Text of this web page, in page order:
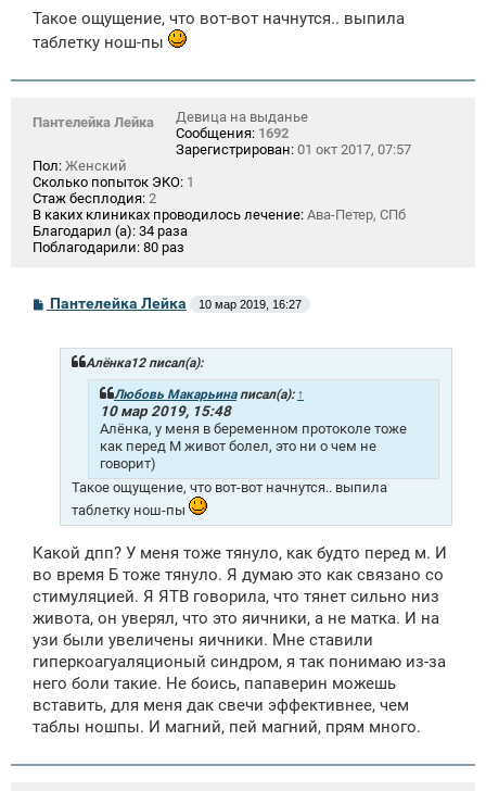
Такое ощущение, что вот-вот начнутся.. выпила
таблетку нош-пы
Пантелейка Лейка
Девица на выданье
Сообщения: 1692
Зарегистрирован: 01 окт 2017, 07:57
Пол: Женский
Сколько попыток ЭКО: 1
Стаж бесплодия: 2
В каких клиниках проводилось лечение: Ава-Петер, СПб
Благодарил (а): 34 раза
Поблагодарили: 80 раз
С
о
Пантелейка Лейка 10 мар 2019, 16:27
Алёнка12 писал(а):
Любовь Макарьинаписал(а): ↑
10 мар 2019, 15:48
Алёнка, у меня в беременном протоколе тоже
как перед М живот болел, это ни о чем не
говорит)
Такое ощущение, что вот-вот начнутся.. выпила
таблетку нош-пы
Какой дпп? У меня тоже тянуло, как будто перед м. И
во время Б тоже тянуло. Я думаю это как связано со
стимуляцией. Я ЯТВ говорила, что тянет сильно низ
живота, он уверял, что это яичники, а не матка. И на
узи были увеличены яичники. Мне ставили
гиперкоагуаляционый синдром, я так понимаю из-за
него боли такие. Не боись, папаверин можешь
вставить, для меня дак свечи эффективнее, чем
таблы ношпы. И магний, пей магний, прям много.